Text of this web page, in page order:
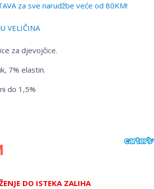
za sve narudžbe veće od 80KM!
VELIČINA
za djevojčice.
7% elastin.
do 1,5%
DO ISTEKA ZALIHA